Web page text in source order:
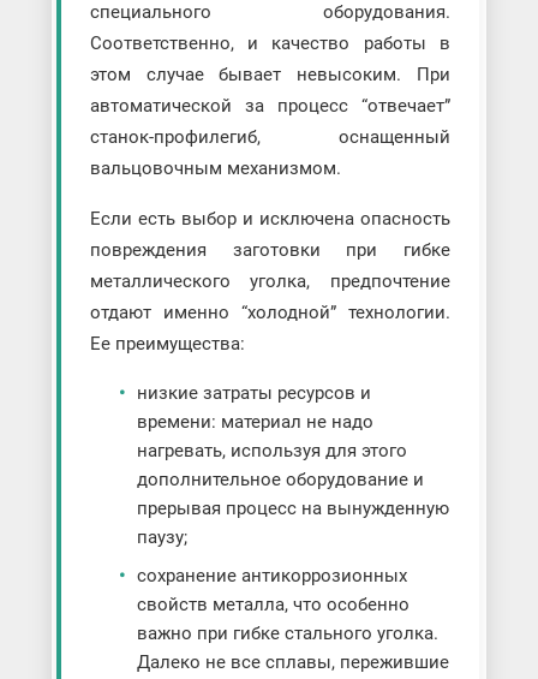
специального оборудования.
Соответственно, и качество работы в
этом случае бывает невысоким. При
автоматической за процесс “отвечает”
станок-профилегиб, оснащенный
вальцовочным механизмом.
Если есть выбор и исключена опасность
повреждения заготовки при гибке
металлического уголка, предпочтение
отдают именно “холодной” технологии.
Ее преимущества:
низкие затраты ресурсов и
времени: материал не надо
нагревать, используя для этого
дополнительное оборудование и
прерывая процесс на вынужденную
паузу;
сохранение антикоррозионных
свойств металла, что особенно
важно при гибке стального уголка.
Далеко не все сплавы, пережившие